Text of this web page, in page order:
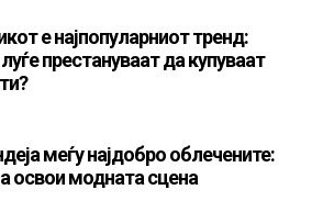
е најпопуларниот тренд:
престануваат да купуваат
меѓу најдобро облечените:
освои модната сцена